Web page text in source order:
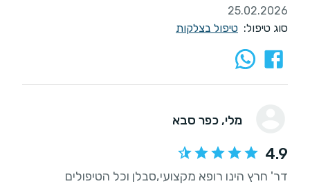
25.02.2026
סוג טיפול: טיפול בצלקות
מלי, כפר סבא
4.9
דר' חרץ הינו רופא מקצועי,סבלן וכל הטיפולים